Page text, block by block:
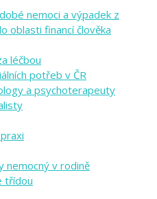
nemoci a výpadek z
oblasti financí člověka
léčbou
potřeb v ČR
a psychoterapeuty
nemocný v rodině
třídou